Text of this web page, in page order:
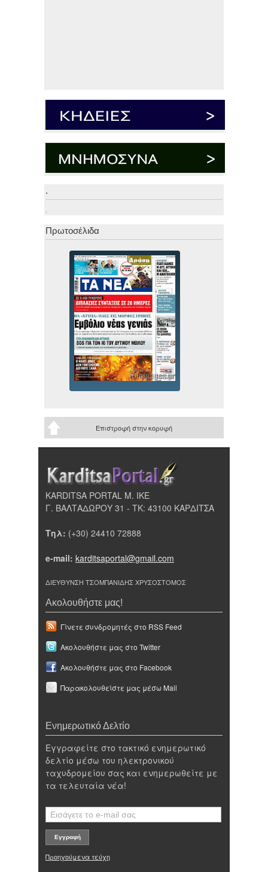
.
.
Πρωτοσέλιδα
Επιστροφή στην κορυφή
KARDITSA PORTAL Μ. ΙΚΕ
Γ. ΒΑΛΤΑΔΩΡΟΥ 31 - ΤΚ: 43100 ΚΑΡΔΙΤΣΑ
Τηλ: (+30) 24410 72888
e-mail: karditsaportal@gmail.com
ΔΙΕΥΘΥΝΣΗ ΤΣΟΜΠΑΝΙΔΗΣ ΧΡΥΣΟΣΤΟΜΟΣ
Ακολουθήστε μας!
Γίνετε συνδρομητές στο RSS Feed
Ακολουθήστε μας στο Twitter
Ακολουθήστε μας στο Facebook
Παρακολουθείστε μας μέσω Mail
Ενημερωτικό Δελτίο
Εγγραφείτε στο τακτικό ενημερωτικό
δελτίο μέσω του ηλεκτρονικού
ταχυδρομείου σας και ενημερωθείτε με
τα τελευταία νέα!
Προηγούμενα τεύχη